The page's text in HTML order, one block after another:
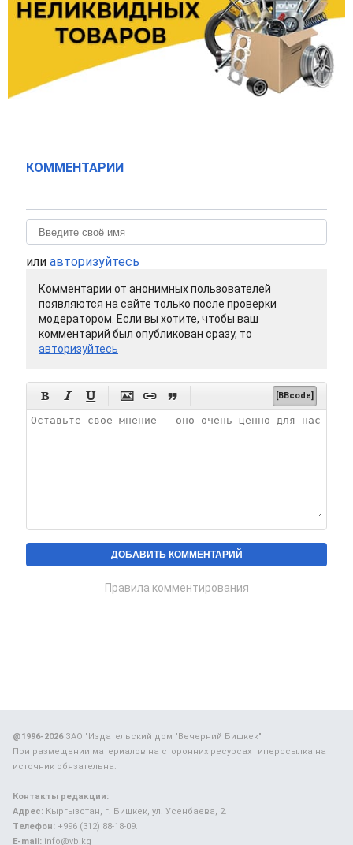
КОММЕНТАРИИ
или авторизуйтесь
Комментарии от анонимных пользователей
появляются на сайте только после проверки
модератором. Если вы хотите, чтобы ваш
комментарий был опубликован сразу, то
авторизуйтесь
      [BBcode]
Правила комментирования
@1996-2026ЗАО "Издательский дом "Вечерний Бишкек"
При размещении материалов на сторонних ресурсах гиперссылка на
источник обязательна.
Контакты редакции:
Адрес: Кыргызстан, г. Бишкек, ул. Усенбаева, 2.
Телефон: +996 (312) 88-18-09.
E-mail: info@vb.kg